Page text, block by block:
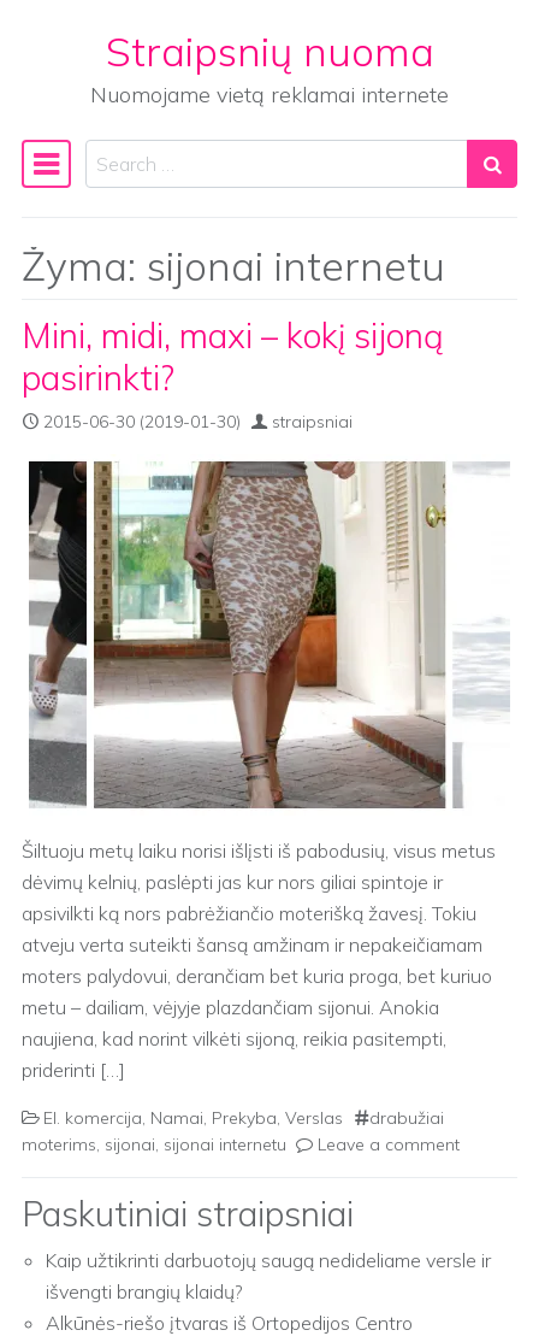
Straipsnių nuoma
Nuomojame vietą reklamai internete
Main Navigation
Search
Žyma: sijonai internetu
Mini, midi, maxi – kokį sijoną
pasirinkti?
2015-06-30 (2019-01-30) straipsniai
Šiltuoju metų laiku norisi išlįsti iš pabodusių, visus metus
dėvimų kelnių, paslėpti jas kur nors giliai spintoje ir
apsivilkti ką nors pabrėžiančio moterišką žavesį. Tokiu
atveju verta suteikti šansą amžinam ir nepakeičiamam
moters palydovui, derančiam bet kuria proga, bet kuriuo
metu – dailiam, vėjyje plazdančiam sijonui. Anokia
naujiena, kad norint vilkėti sijoną, reikia pasitempti,
priderinti […]
El. komercija, Namai, Prekyba, Verslas
drabužiai
moterims, sijonai, sijonai internetu Leave a comment
Paskutiniai straipsniai
Kaip užtikrinti darbuotojų saugą nedideliame versle ir
išvengti brangių klaidų?
Alkūnės-riešo įtvaras iš Ortopedijos Centro